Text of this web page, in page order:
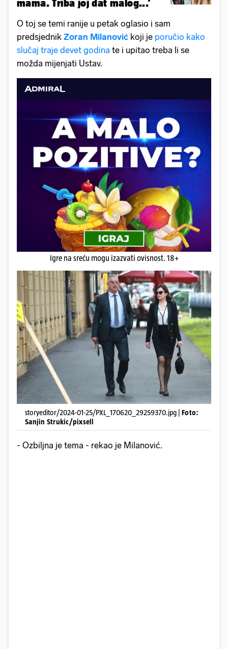
mama. Triba joj dat malog...'
O toj se temi ranije u petak oglasio i sam
predsjednik Zoran Milanović koji je poručio kako
slučaj traje devet godina te i upitao treba li se
možda mijenjati Ustav.
Igre na sreću mogu izazvati ovisnost. 18+
storyeditor/2024-01-25/PXL_170620_29259370.jpg | Foto:
Sanjin Strukic/pixsell
- Ozbiljna je tema - rekao je Milanović.